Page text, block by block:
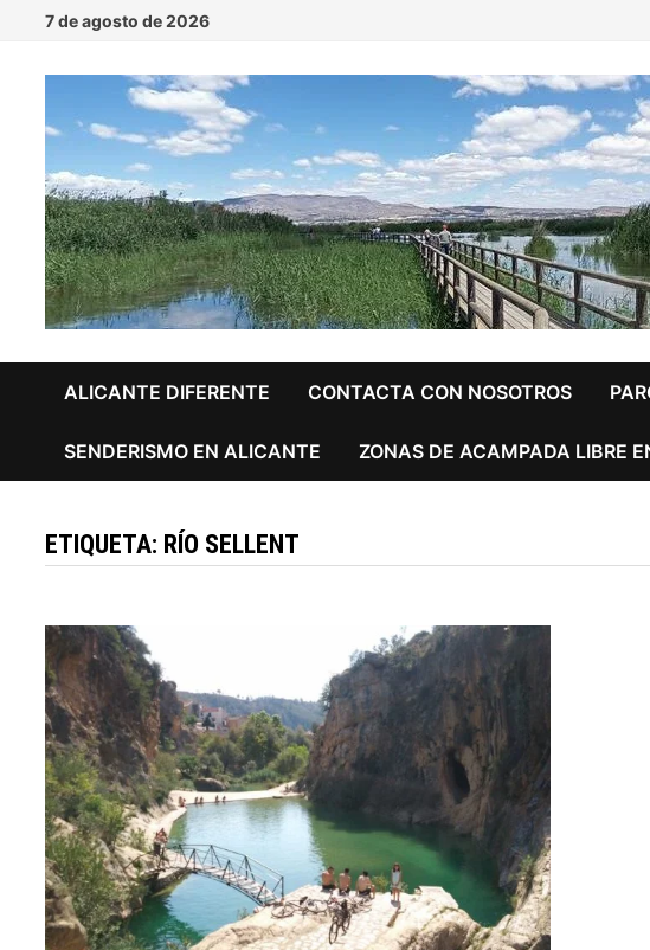
Saltar
contenido
7 de agosto de 2026
ALICANTE DIFERENTE CONTACTA CON NOSOTROS
SENDERISMO EN ALICANTE ZONAS DE ACAMPADA LIBRE
ETIQUETA: RÍO SELLENT